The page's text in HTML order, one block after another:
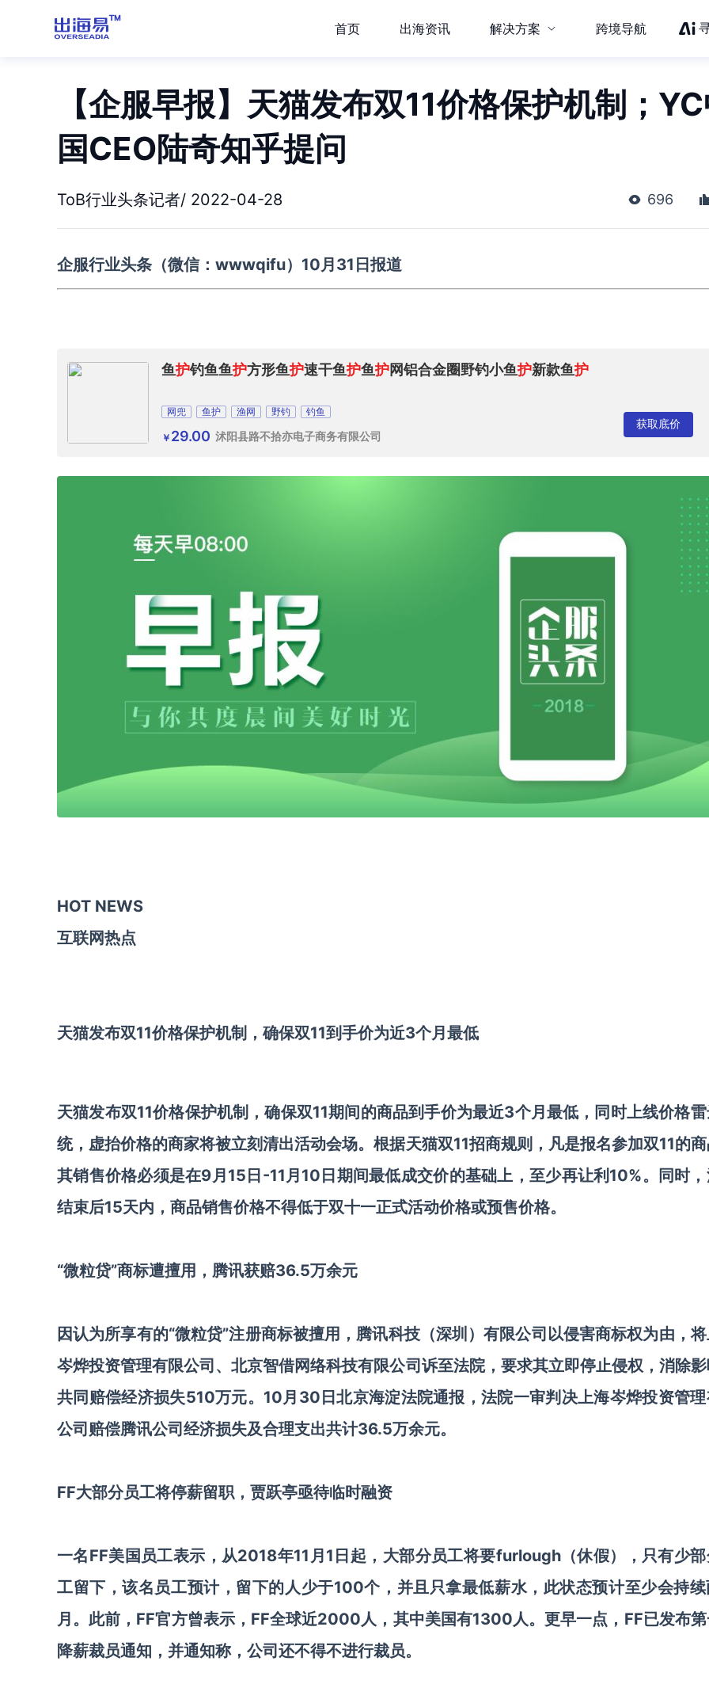
首页 出海资讯 解决方案 跨境导航
【企服早报】天猫发布双11价格保护机制；
国CEO陆奇知乎提问
ToB行业头条记者/ 2022-04-28 696
企服行业头条（微信： wwwqifu）10月31日报道
鱼护钓鱼鱼护方形鱼护速干鱼护鱼护网铝合金圈野钓小鱼护新款鱼护
网兜 鱼护 渔网 野钓 钓鱼
￥ 29.00 沭阳县路不拾亦电子商务有限公司
获取底价
HOT NEWS
互联网热点
天猫发布双11价格保护机制，确保双11到手价为近3个月最低
天猫发布双11价格保护机制，确保双11期间的商品到手价为最近3个月最低，同时上线价格
统，虚抬价格的商家将被立刻清出活动会场。根据天猫双11招商规则，凡是报名参加双11的商
其销售价格必须是在9月15日-11月10日期间最低成交价的基础上，至少再让利10%。同时
结束后15天内，商品销售价格不得低于双十一正式活动价格或预售价格。
“微粒贷”商标遭擅用，腾讯获赔36.5万余元
因认为所享有的“微粒贷”注册商标被擅用，腾讯科技（深圳）有限公司以侵害商标权为由，
岑烨投资管理有限公司、北京智借网络科技有限公司诉至法院，要求其立即停止侵权，消除影
共同赔偿经济损失510万元。10月30日北京海淀法院通报，法院一审判决上海岑烨投资管理
公司赔偿腾讯公司经济损失及合理支出共计36.5万余元。
FF大部分员工将停薪留职，贾跃亭亟待临时融资
一名FF美国员工表示，从2018年11月1日起，大部分员工将要furlough（休假），只有少部
工留下，该名员工预计，留下的人少于100个，并且只拿最低薪水，此状态预计至少会持
月。此前，FF官方曾表示，FF全球近2000人，其中美国有1300人。更早一点，FF已发布
降薪裁员通知，并通知称，公司还不得不进行裁员。